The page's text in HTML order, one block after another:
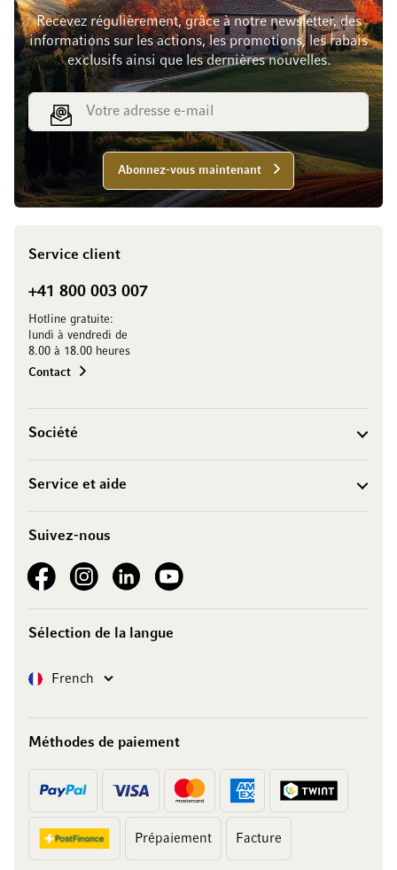
Recevez régulièrement, grâce à notre newsletter, des
informations sur les actions, les promotions, les rabais
exclusifs ainsi que les dernières nouvelles.
Adresse e-mail
Abonnez-vous maintenant
Service client
+41 800 003 007
Hotline gratuite:
lundi à vendredi de
8.00 à 18.00 heures
Contact
Société
Service et aide
Suivez-nous
See our FacebookSee our Instagram account
See our LinkedInSee our YouTube channel
Sélection de la langue
LangueFrench
Méthodes de paiement
Prépaiement Facture